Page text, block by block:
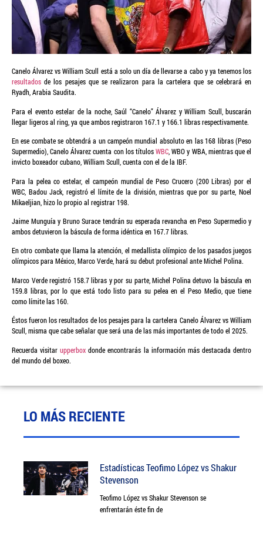
Canelo Álvarez vs William Scull está a solo un día de llevarse a cabo y ya tenemos los
resultados de los pesajes que se realizaron para la cartelera que se celebrará en
Ryadh, Arabia Saudita.
Para el evento estelar de la noche, Saúl “Canelo” Álvarez y William Scull, buscarán
llegar ligeros al ring, ya que ambos registraron 167.1 y 166.1 libras respectivamente.
En ese combate se obtendrá a un campeón mundial absoluto en las 168 libras (Peso
Supermedio), Canelo Álvarez cuenta con los títulosWBC, WBO y WBA, mientras que el
invicto boxeador cubano, William Scull, cuenta con el de la IBF.
Para la pelea co estelar, el campeón mundial de Peso Crucero (200 Libras) por el
WBC, Badou Jack, registró el límite de la división, mientras que por su parte, Noel
Mikaeljian, hizo lo propio al registrar 198.
Jaime Munguía y Bruno Surace tendrán su esperada revancha en Peso Supermedio y
ambos detuvieron la báscula de forma idéntica en 167.7 libras.
En otro combate que llama la atención, el medallista olímpico de los pasados juegos
olímpicos para México, Marco Verde, hará su debut profesional ante Michel Polina.
Marco Verde registró 158.7 libras y por su parte, Michel Polina detuvo la báscula en
159.8 libras, por lo que está todo listo para su pelea en el Peso Medio, que tiene
como límite las 160.
Éstos fueron los resultados de los pesajes para la cartelera Canelo Álvarez vs William
Scull, misma que cabe señalar que será una de las más importantes de todo el 2025.
Recuerda visitarupperbox donde encontrarás la información más destacada dentro
del mundo del boxeo.
LO MÁS RECIENTE
Estadísticas Teofimo López vs Shakur
Stevenson
Teofimo López vs Shakur Stevenson se
enfrentarán éste fin de